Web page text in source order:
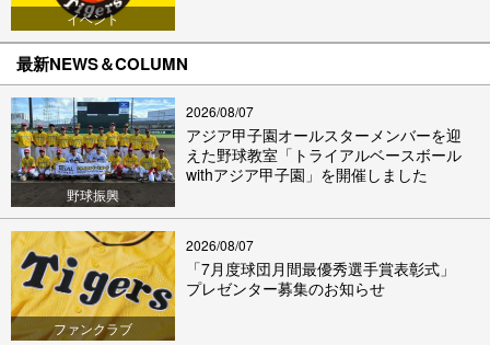
イベント
最新NEWS＆COLUMN
野球振興
2026/08/07
アジア甲子園オールスターメンバーを迎
えた野球教室「トライアルベースボール
withアジア甲子園」を開催しました
ファンクラブ
2026/08/07
「7月度球団月間最優秀選手賞表彰式」
プレゼンター募集のお知らせ